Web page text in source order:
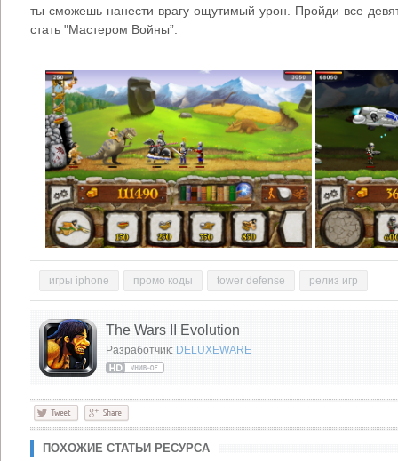
ты сможешь нанести врагу ощутимый урон. Пройди все
стать "Мастером Войны”.
игры iphone промо коды tower defense релиз игр
The Wars II Evolution
Разработчик: DELUXEWARE
ПОХОЖИЕ СТАТЬИ РЕСУРСА